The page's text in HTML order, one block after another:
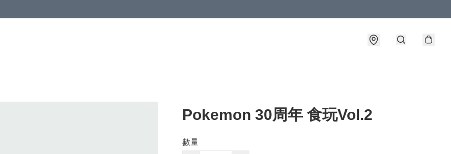
Pokemon 30周年 食玩Vol.2
數量